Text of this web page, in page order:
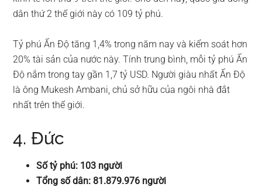
dân thứ 2 thế giới này có 109 tỷ phú.
Tỷ phú Ấn Độ tăng 1,4% trong năm nay và kiểm soát hơn
20% tài sản của nước này. Tính trung bình, mỗi tỷ phú Ấn
Độ nắm trong tay gần 1,7 tỷ USD. Người giàu nhất Ấn Độ
là ông Mukesh Ambani, chủ sở hữu của ngôi nhà đắt
nhất trên thế giới.
4. Đức
Số tỷ phú: 103 người
Tổng số dân: 81.879.976 người